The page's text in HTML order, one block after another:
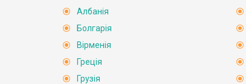
Албанія
Болгарія
Вірменія
Греція
Грузія